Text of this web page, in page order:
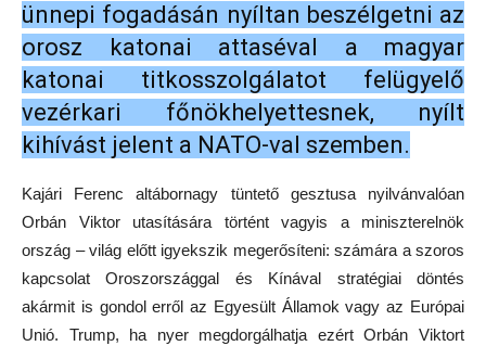
ünnepi fogadásán nyíltan beszélgetni az
orosz katonai attaséval a magyar
katonai titkosszolgálatot felügyelő
vezérkari főnökhelyettesnek, nyílt
kihívást jelent a NATO-val szemben.
Kajári Ferenc altábornagy tüntető gesztusa nyilvánvalóan
Orbán Viktor utasítására történt vagyis a miniszterelnök
ország – világ előtt igyekszik megerősíteni: számára a szoros
kapcsolat Oroszországgal és Kínával stratégiai döntés
akármit is gondol erről az Egyesült Államok vagy az Európai
Unió. Trump, ha nyer megdorgálhatja ezért Orbán Viktort